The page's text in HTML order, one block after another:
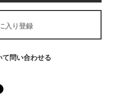
入り登録
て問い合わせる